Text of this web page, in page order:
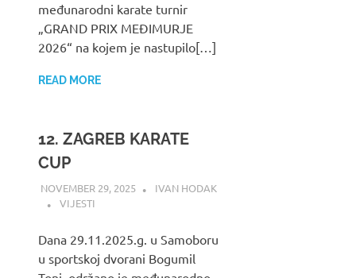
međunarodni karate turnir
„GRAND PRIX MEĐIMURJE
2026“ na kojem je nastupilo[…]
READ MORE
12. ZAGREB KARATE
CUP
NOVEMBER 29, 2025
IVAN HODAK
VIJESTI
Dana 29.11.2025.g. u Samoboru
u sportskoj dvorani Bogumil